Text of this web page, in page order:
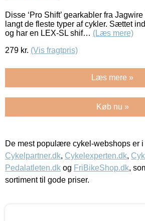
Disse ‘Pro Shift’ gearkabler fra
langt de fleste typer af cykler. Sættet
og har en LEX-SL shif… (Læs mere)
279 kr. (Vis fragtpris)
Læs mere »
Køb nu »
De mest populære cykel-webshops er
Cykelpartner.dk, Cykelexperten.dk,
Pedalatleten.dk og FriBikeShop.dk,
sortiment til gode priser.